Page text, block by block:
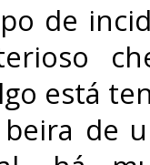
de
está
de